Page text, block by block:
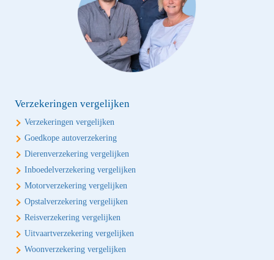
Verzekeringen vergelijken
Verzekeringen vergelijken
Goedkope autoverzekering
Dierenverzekering vergelijken
Inboedelverzekering vergelijken
Motorverzekering vergelijken
Opstalverzekering vergelijken
Reisverzekering vergelijken
Uitvaartverzekering vergelijken
Woonverzekering vergelijken